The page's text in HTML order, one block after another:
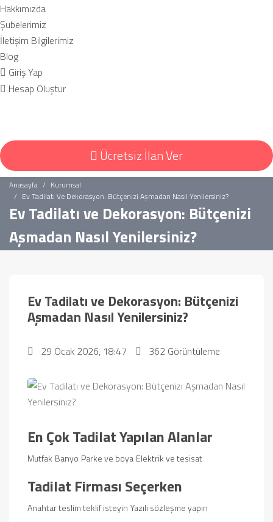
Hakkımızda
Şubelerimiz
İletişim Bilgilerimiz
Blog
Giriş Yap
Hesap Oluştur
Ücretsiz İlan Ver
Anasayfa
Kurumsal
Ev Tadilatı Ve Dekorasyon: Bütçenizi Aşmadan Nasıl Yenilersiniz?
Ev Tadilatı ve Dekorasyon: Bütçenizi
Aşmadan Nasıl Yenilersiniz?
Ev Tadilatı ve Dekorasyon: Bütçenizi
Aşmadan Nasıl Yenilersiniz?
29 Ocak 2026, 18:47 362 Görüntüleme
En Çok Tadilat Yapılan Alanlar
Mutfak Banyo Parke ve boya Elektrik ve tesisat
Tadilat Firması Seçerken
Anahtar teslim teklif isteyin Yazılı sözleşme yapın